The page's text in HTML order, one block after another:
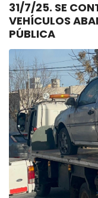
31/7/25. SE CONTINÚA CON EL RETIRO DE
VEHÍCULOS
PÚBLICA